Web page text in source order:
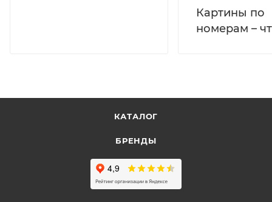
Картины по
номерам –
КАТАЛОГ
БРЕНДЫ